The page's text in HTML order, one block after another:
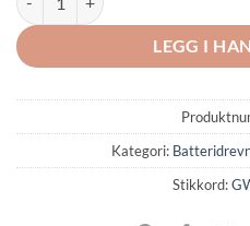
LEGG I
Kategori:
Stikkord: